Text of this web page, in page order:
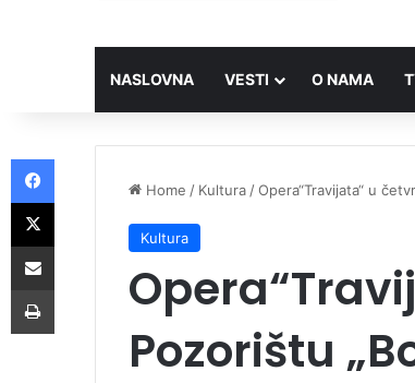
NASLOVNA VESTI O NAMA
Home / Kultura /Opera“Travijata“ u
Kultura
Pozorištu
Facebook
X
Share via Email